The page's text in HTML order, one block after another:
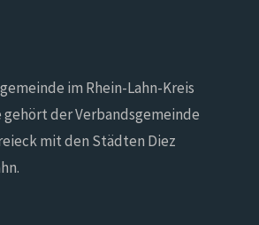
im Rhein-Lahn-Kreis
gehört der Verbandsgemeinde
mit den Städten Diez